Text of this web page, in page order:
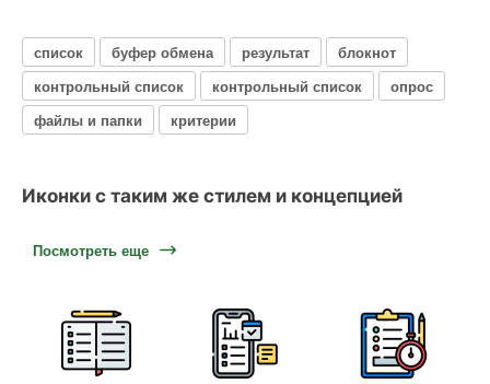
список буфер обмена результат
блокнот
контрольный список
контрольный список
опрос
файлы и папки
критерии
Иконки с таким же стилем и концепцией
Посмотреть еще